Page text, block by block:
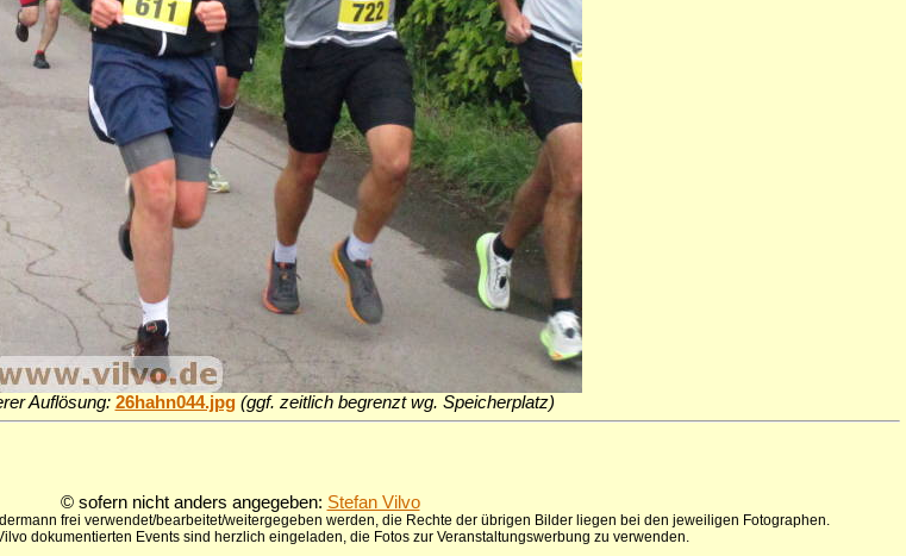
Auflösung: 26hahn044.jpg (ggf. zeitlich begrenzt wg. Speicherplatz)
© sofern nicht anders angegeben: Stefan Vilvo
frei verwendet/bearbeitet/weitergegeben werden, die Rechte der übrigen Bilder liegen bei den jeweiligen Fotographen.
dokumentierten Events sind herzlich eingeladen, die Fotos zur Veranstaltungswerbung zu verwenden.